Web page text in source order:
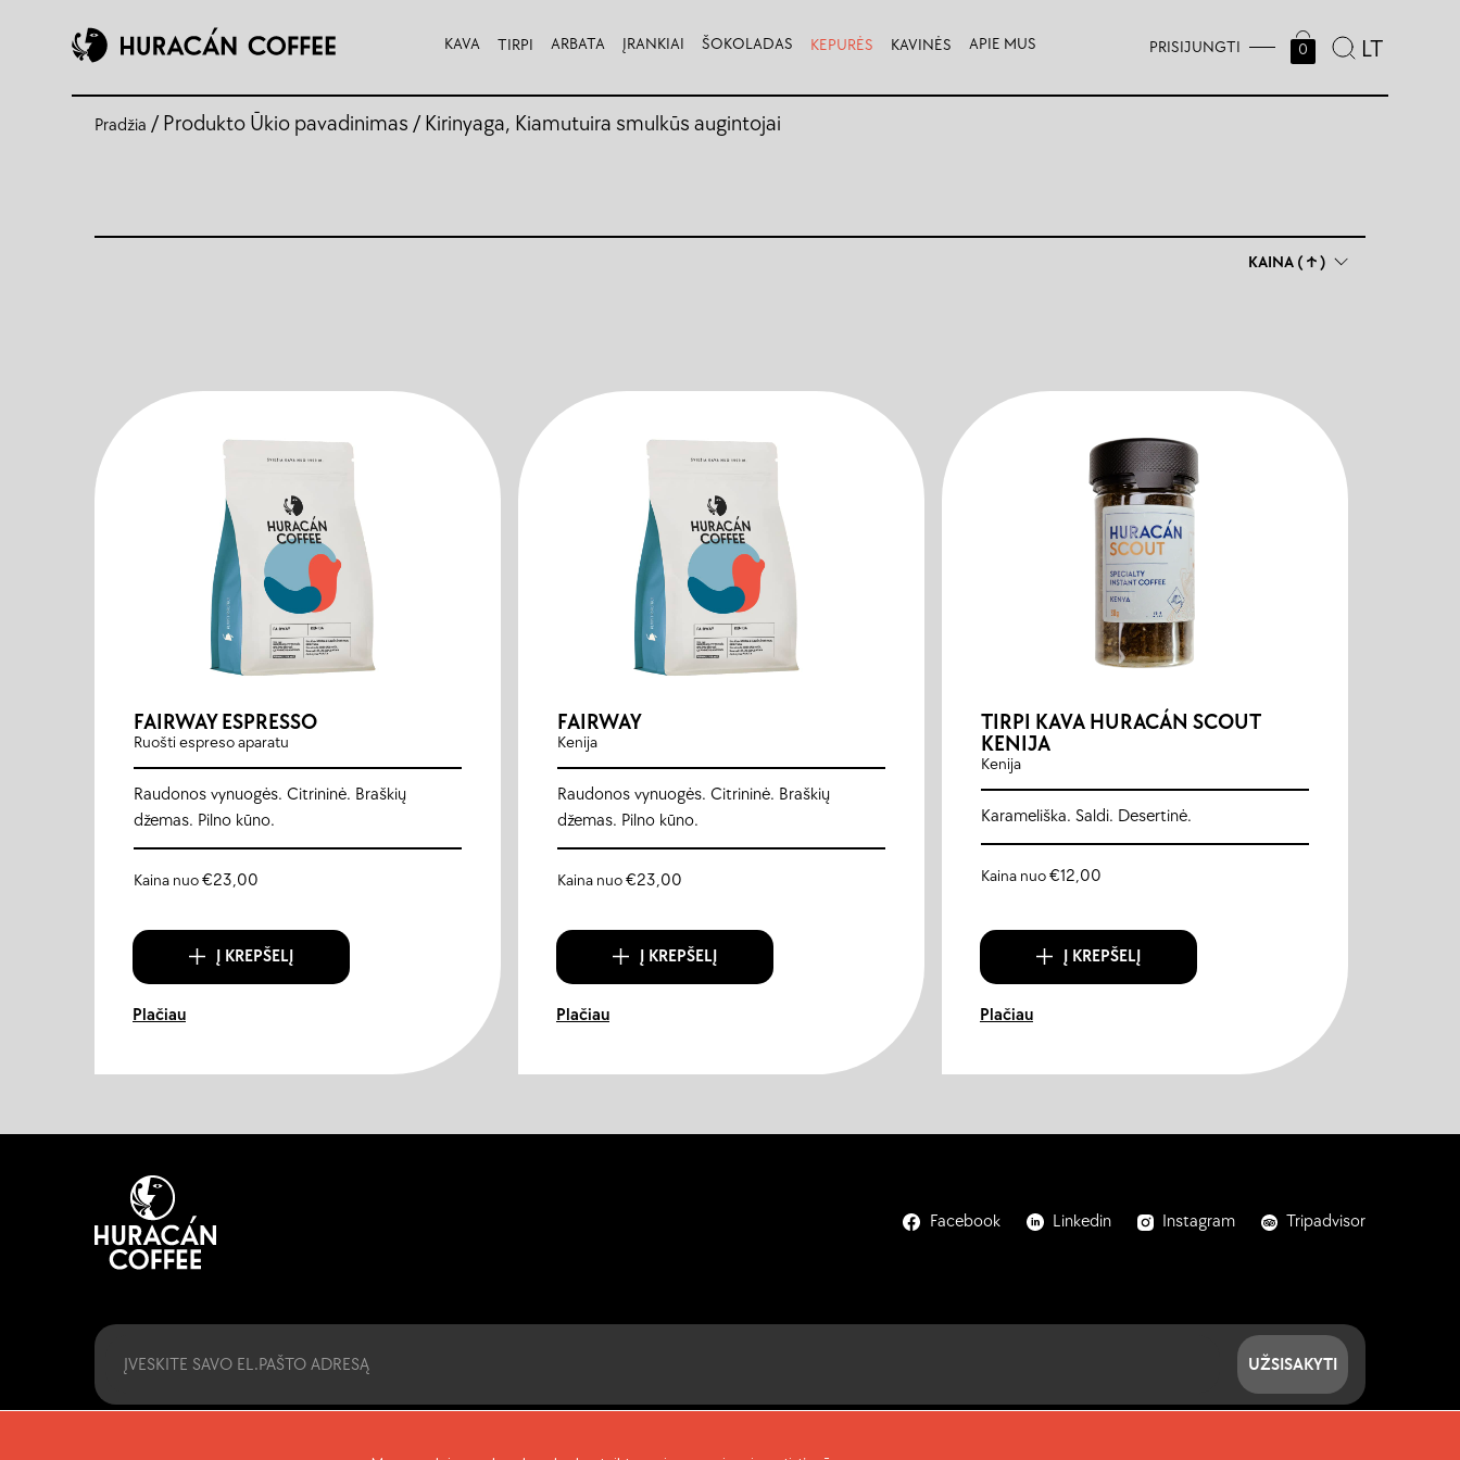
KAVA TIRPI ARBATA ĮRANKIAI ŠOKOLADAS KEPURĖS KAVINĖS APIE MUS PRISIJUNGTI 0 LT
Pradžia / Produkto Ūkio pavadinimas / Kirinyaga, Kiamutuira smulkūs augintojai
KAINA (↑)
FAIRWAY ESPRESSO
Ruošti espreso aparatu
Raudonos vynuogės. Citrininė. Braškių
džemas. Pilno kūno.
Kaina nuo€23,00
Į KREPŠELĮ
Plačiau
FAIRWAY
Kenija
Raudonos vynuogės. Citrininė. Braškių
džemas. Pilno kūno.
Kaina nuo€23,00
Į KREPŠELĮ
Plačiau
TIRPI KAVA HURACÁN SCOUT
KENIJA
Kenija
Karameliška. Saldi. Desertinė.
Kaina nuo€12,00
Į KREPŠELĮ
Plačiau
Facebook Linkedin Instagram Tripadvisor
UŽSISAKYTI